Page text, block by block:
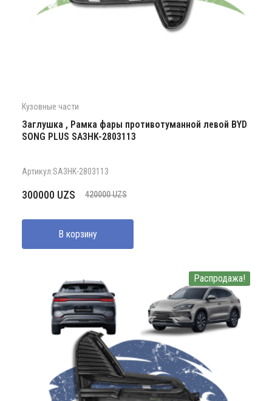
Кузовные части
Заглушка , Рамка фары противотуманной левой BYD
SONG PLUS SA3HK-2803113
Артикул:SA3HK-2803113
420000UZS
Первоначальная
составляла
420000 UZS.
300000 UZS
Текущая
300000 UZS.
В корзину
Распродажа!